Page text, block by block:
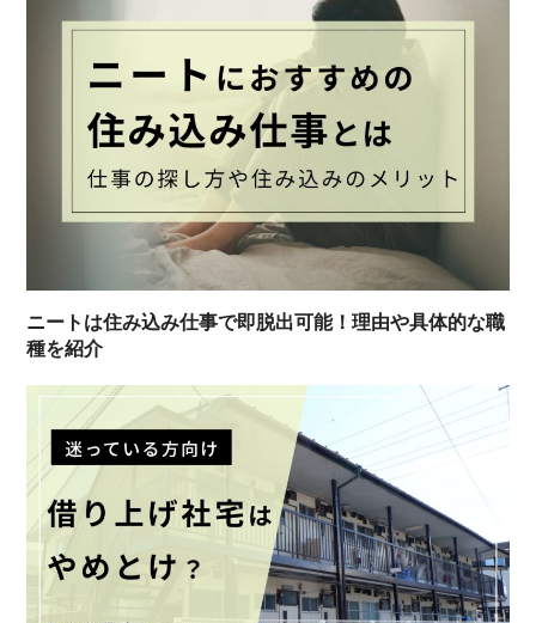
ニートは住み込み仕事で即脱出可能！理由や具体的な職
種を紹介